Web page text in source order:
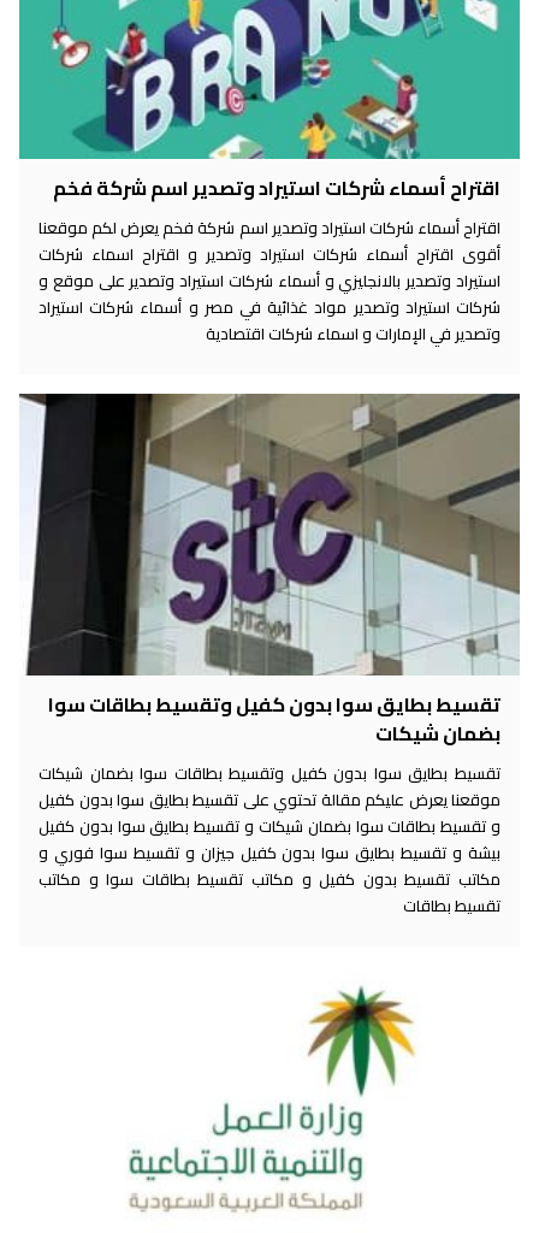
اقتراح أسماء شركات استيراد وتصدير اسم شركة فخم
اقتراح أسماء شركات استيراد وتصدير اسم شركة فخم يعرض لكم موقعنا
أقوى اقتراح أسماء شركات استيراد وتصدير و اقتراح اسماء شركات
استيراد وتصدير بالانجليزي و أسماء شركات استيراد وتصدير على موقع و
شركات استيراد وتصدير مواد غذائية في مصر و أسماء شركات استيراد
وتصدير في الإمارات و اسماء شركات اقتصادية
تقسيط بطايق سوا بدون كفيل وتقسيط بطاقات سوا
بضمان شيكات
تقسيط بطايق سوا بدون كفيل وتقسيط بطاقات سوا بضمان شيكات
موقعنا يعرض عليكم مقالة تحتوي على تقسيط بطايق سوا بدون كفيل
و تقسيط بطاقات سوا بضمان شيكات و تقسيط بطايق سوا بدون كفيل
بيشة و تقسيط بطايق سوا بدون كفيل جيزان و تقسيط سوا فوري و
مكاتب تقسيط بدون كفيل و مكاتب تقسيط بطاقات سوا و مكاتب
تقسيط بطاقات